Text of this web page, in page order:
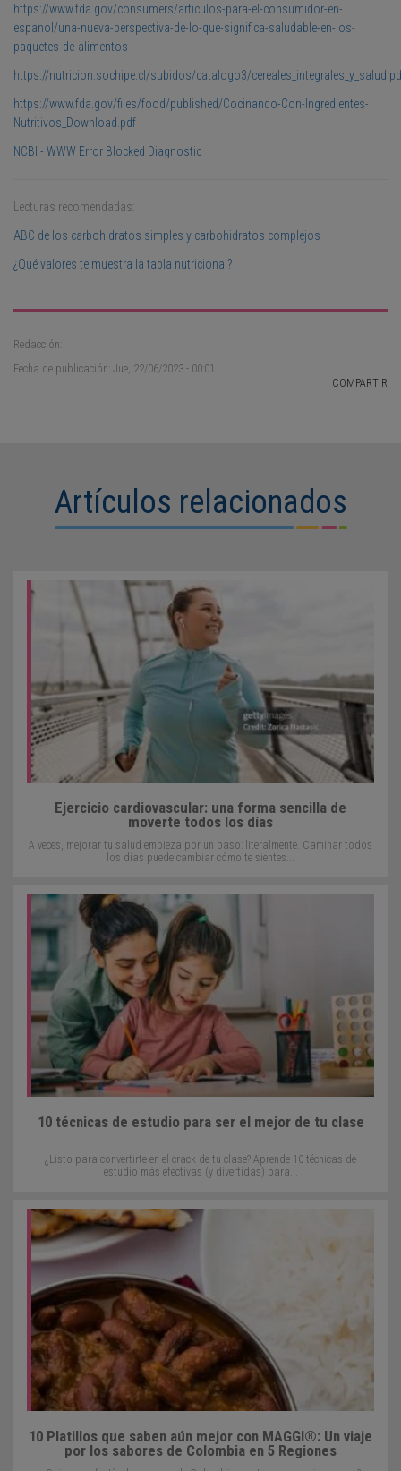
https://www.fda.gov/consumers/articulos-para-el-consumidor-en-
espanol/una-nueva-perspectiva-de-lo-que-significa-saludable-en-los-
paquetes-de-alimentos
https://nutricion.sochipe.cl/subidos/catalogo3/
https://www.fda.gov/files/food/published/Cocinando-Con-Ingredientes-
Nutritivos_Download.pdf
NCBI - WWW Error Blocked Diagnostic
Lecturas recomendadas:
ABC de los carbohidratos simples y carbohidratos complejos
¿Qué valores te muestra la tabla nutricional?
Redacción:
Fecha de publicación: Jue, 22/06/2023 - 00:01
COMPARTIR
Artículos relacionados
Ejercicio cardiovascular: una forma sencilla de
moverte todos los días
A veces, mejorar tu salud empieza por un paso: literalmente. Caminar todos
los días puede cambiar cómo te sientes...
10 técnicas de estudio para ser el mejor de tu clase
¿Listo para convertirte en el crack de tu clase? Aprende 10 técnicas de
estudio más efectivas (y divertidas) para...
10 Platillos que saben aún mejor con MAGGI®: Un viaje
por los sabores de Colombia en 5 Regiones